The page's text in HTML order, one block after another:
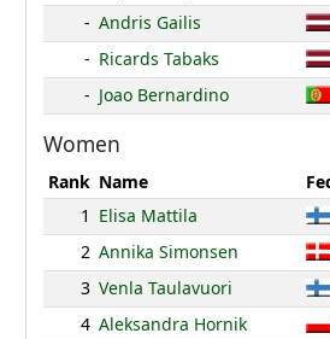
- Andris Gailis
- Ricards Tabaks
- Joao Bernardino
Women
Rank Name
1 Elisa Mattila
2 Annika Simonsen
3 Venla Taulavuori
4 Aleksandra Hornik